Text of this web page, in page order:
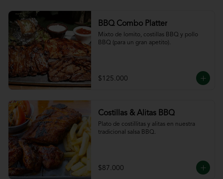
BBQ Combo Platter
Mixto de lomito, costillas BBQ y pollo
BBQ (para un gran apetito).
$125.000
Costillas & Alitas BBQ
Plato de costillitas y alitas en nuestra
tradicional salsa BBQ.
$87.000